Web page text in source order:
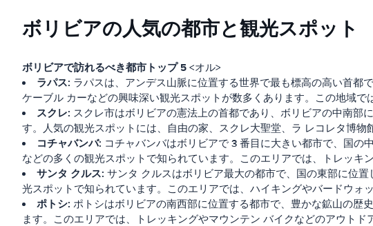
ボリビアの人気の都市と観光スポット
ボリビアで訪れるべき都市トップ 5 <オル>
ラパス: ラパスは、アンデス山脈に位置する世界で最も標高の高い首都
ケーブル カーなどの興味深い観光スポットが数多くあります。この地域
スクレ: スクレ市はボリビアの憲法上の首都であり、ボリビアの中南部
す。人気の観光スポットには、自由の家、スクレ大聖堂、ラ レコレタ博物
コチャバンバ: コチャバンバはボリビアで 3 番目に大きい都市で、国
などの多くの観光スポットで知られています。このエリアでは、トレッキ
サンタ クルス: サンタ クルスはボリビア最大の都市で、国の東部に位
光スポットで知られています。このエリアでは、ハイキングやバードウォ
ポトシ: ポトシはボリビアの南西部に位置する都市で、豊かな鉱山の歴
ます。このエリアでは、トレッキングやマウンテン バイクなどのアウトド